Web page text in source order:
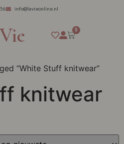
info@lavieonline.nl
0
“White Stuff knitwear”
knitwear